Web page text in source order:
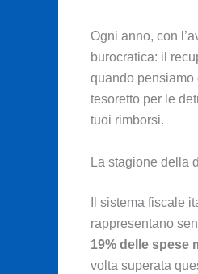
Ogni anno, con
burocratica: il
quando pensiamo
tesoretto per le
tuoi rimborsi.
La stagione della
Il sistema fiscale
rappresentano
19% delle spese
volta superata